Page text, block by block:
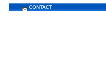
CONTACT